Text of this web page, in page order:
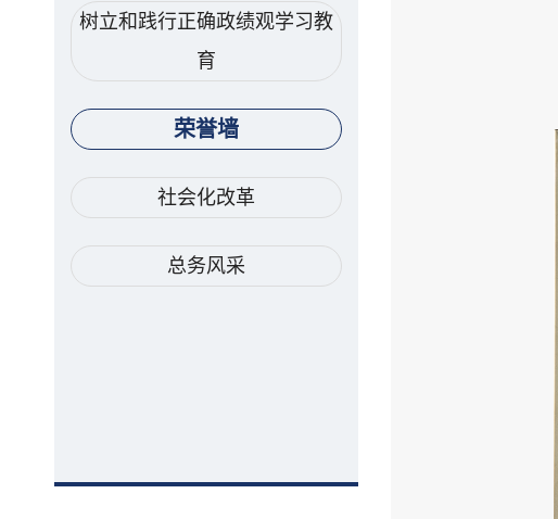
树立和践行正确政绩观学习教
育
荣誉墙
社会化改革
总务风采